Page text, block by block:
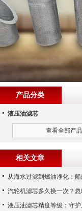
产品分类
液压油滤芯
查看全部产品
相关文章